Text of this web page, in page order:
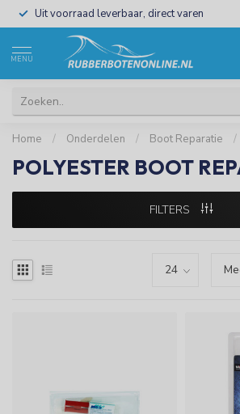
Uit voorraad leverbaar, direct varen
MENU
Home / Onderdelen / Boot Reparatie /
POLYESTER BOOT
FILTERS